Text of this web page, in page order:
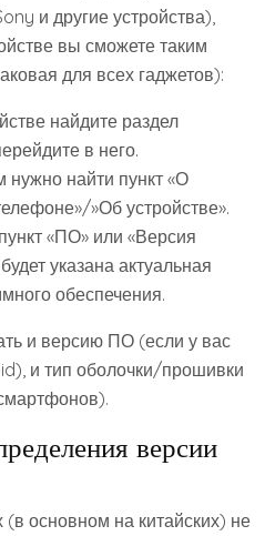
и другие устройства),
вы сможете таким
для всех гаджетов):
найдите раздел
в него.
нужно найти пункт «О
»Об устройстве».
«ПО» или «Версия
указана актуальная
обеспечения.
и версию ПО (если у вас
и тип оболочки/прошивки
версии
основном на китайских) не